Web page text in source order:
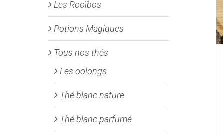
Les Rooïbos
Potions Magiques
Tous nos thés
Les oolongs
Thé blanc nature
Thé blanc parfumé